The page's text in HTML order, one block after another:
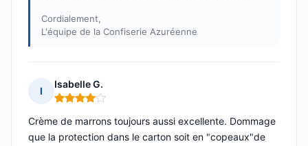
Cordialement,
L'équipe de la Confiserie Azuréenne
I
Isabelle G.
Note : 4 sur 5
Crème de marrons toujours aussi excellente. Dommage
que la protection dans le carton soit en "copeaux"de